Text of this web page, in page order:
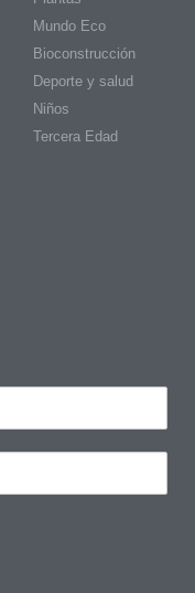
Mundo Eco
Bioconstrucción
Deporte y salud
Niños
Tercera Edad